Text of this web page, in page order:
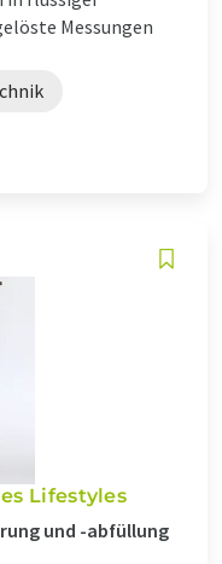
Messungen
Lifestyles
und -abfüllung